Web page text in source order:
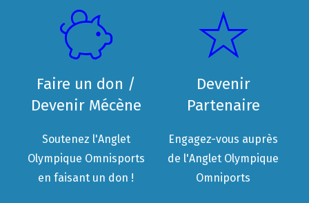
Faire un don /
Devenir Mécène
Soutenez l'Anglet
Olympique Omnisports
en faisant un don !
Devenir
Partenaire
Engagez-vous auprès
de l'Anglet Olympique
Omniports